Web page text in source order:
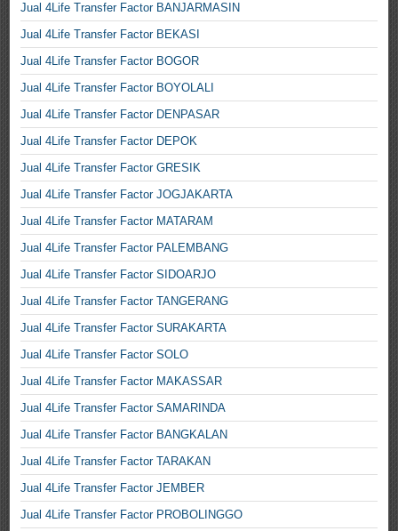
Jual 4Life Transfer Factor BANJARMASIN
Jual 4Life Transfer Factor BEKASI
Jual 4Life Transfer Factor BOGOR
Jual 4Life Transfer Factor BOYOLALI
Jual 4Life Transfer Factor DENPASAR
Jual 4Life Transfer Factor DEPOK
Jual 4Life Transfer Factor GRESIK
Jual 4Life Transfer Factor JOGJAKARTA
Jual 4Life Transfer Factor MATARAM
Jual 4Life Transfer Factor PALEMBANG
Jual 4Life Transfer Factor SIDOARJO
Jual 4Life Transfer Factor TANGERANG
Jual 4Life Transfer Factor SURAKARTA
Jual 4Life Transfer Factor SOLO
Jual 4Life Transfer Factor MAKASSAR
Jual 4Life Transfer Factor SAMARINDA
Jual 4Life Transfer Factor BANGKALAN
Jual 4Life Transfer Factor TARAKAN
Jual 4Life Transfer Factor JEMBER
Jual 4Life Transfer Factor PROBOLINGGO